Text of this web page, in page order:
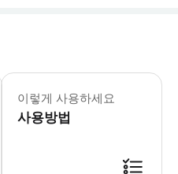
걷기 편한 신발 착용 카메라를 가져와
이렇게 사용하세요
사용방법